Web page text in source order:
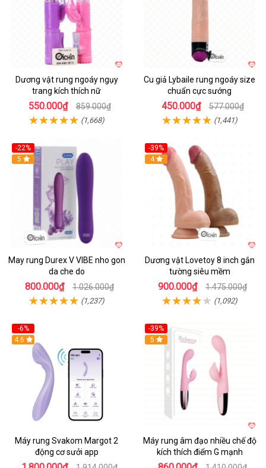
Dương vật rung ngoáy ngụy
trang kích thích nữ
550.000₫ 859.000₫
(1,668)
Cu giả Lybaile rung ngoáy size
chuẩn cực sướng
450.000₫ 577.000₫
(1,441)
-22%
Hot
5
May rung Durex V VIBE nho gon
da che do
800.000₫ 1.026.000₫
(1,237)
-39%
Hot
4
Dương vật Lovetoy 8 inch gắn
tường siêu mềm
900.000₫ 1.475.000₫
(1,092)
-6%
4.6
Máy rung Svakom Margot 2
động cơ sưởi app
-39%
Hot
5
Máy rung âm đạo nhiều chế độ
kích thích điểm G mạnh